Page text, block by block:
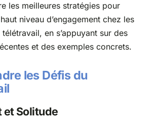
les meilleures stratégies pour
niveau d’engagement chez les
en s’appuyant sur des
et des exemples concrets.
les Défis du
et Solitude